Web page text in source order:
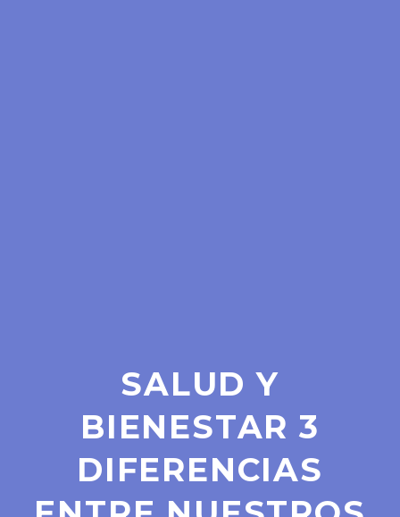
SALUD Y
BIENESTAR 3
DIFERENCIAS